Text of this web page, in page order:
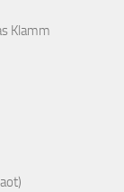
Klamm